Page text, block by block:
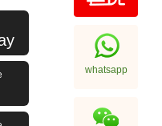
whatsapp